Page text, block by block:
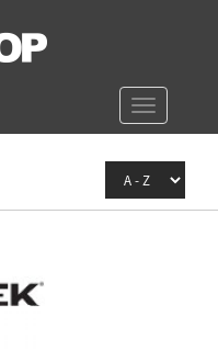
Toggle
navigation